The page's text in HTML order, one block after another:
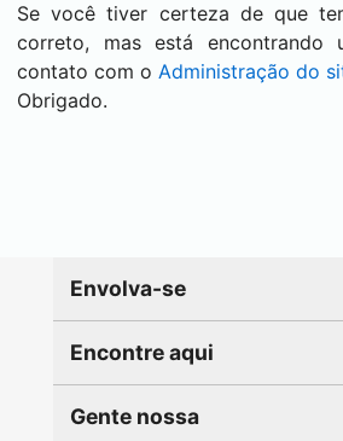
Se você tiver certeza de que
correto, mas está encontrando
contato com o Administração do
Obrigado.
Envolva-se
Encontre aqui
Gente nossa